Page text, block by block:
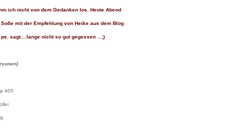
ich nicht von dem Gedanken los. Heute Abend
mit der Empfehlung von Heike aus dem Blog
pe. sagt....lange nicht so gut gegessen ...;)
405